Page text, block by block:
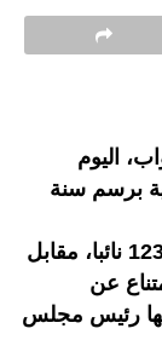
اليوم
برسم سنة
ووافق على مشروع قانون المالية 2022، 123 نائبا، مقابل
امتناع عن
رئيس مجلس